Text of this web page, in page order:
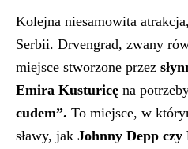
Kolejna niesamowita
Serbii. Drvengrad, zwany
miejsce stworzone przez
Emira Kusturicę na
cudem”. To miejsce, w
sławy, jak Johnny Depp